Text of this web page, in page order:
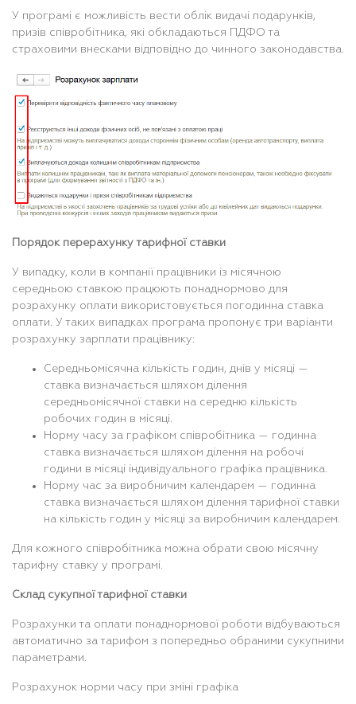
У програмі є можливість вести облік видачі подарунків,
призів співробітника, які обкладаються ПДФО та
страховими внесками відповідно до чинного законодавства.
Порядок перерахунку тарифної ставки
У випадку, коли в компанії працівники із місячною
середньою ставкою працюють понаднормово для
розрахунку оплати використовується погодинна ставка
оплати. У таких випадках програма пропонує три варіанти
розрахунку зарплати працівнику:
Середньомісячна кількість годин, днів у місяці —
ставка визначається шляхом ділення
середньомісячної ставки на середню кількість
робочих годин в місяці.
Норму часу за графіком співробітника — годинна
ставка визначається шляхом ділення на робочі
години в місяці індивідуального графіка працівника.
Норму час за виробничим календарем — годинна
ставка визначається шляхом ділення тарифної ставки
на кількість годин у місяці за виробничим календарем.
Для кожного співробітника можна обрати свою місячну
тарифну ставку у програмі.
Склад сукупної тарифної ставки
Розрахунки та оплати понаднормової роботи відбуваються
автоматично за тарифом з попередньо обраними сукупними
параметрами.
Розрахунок норми часу при зміні графіка